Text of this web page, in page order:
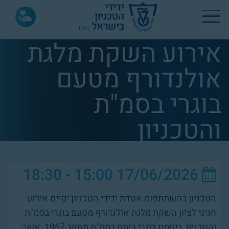
אירוע השקת מלגת
אולנדורף מטעם
בוגרי בסמ"ת
והטכניון
17/06/2026
15:00 - 18:30
הטכניון בהשתתפות אגודת ידידי הטכניון יקיים אירוע
חגיגי לציון השקת מלגת אולנדורף מטעם בוגרי בסמ"ת